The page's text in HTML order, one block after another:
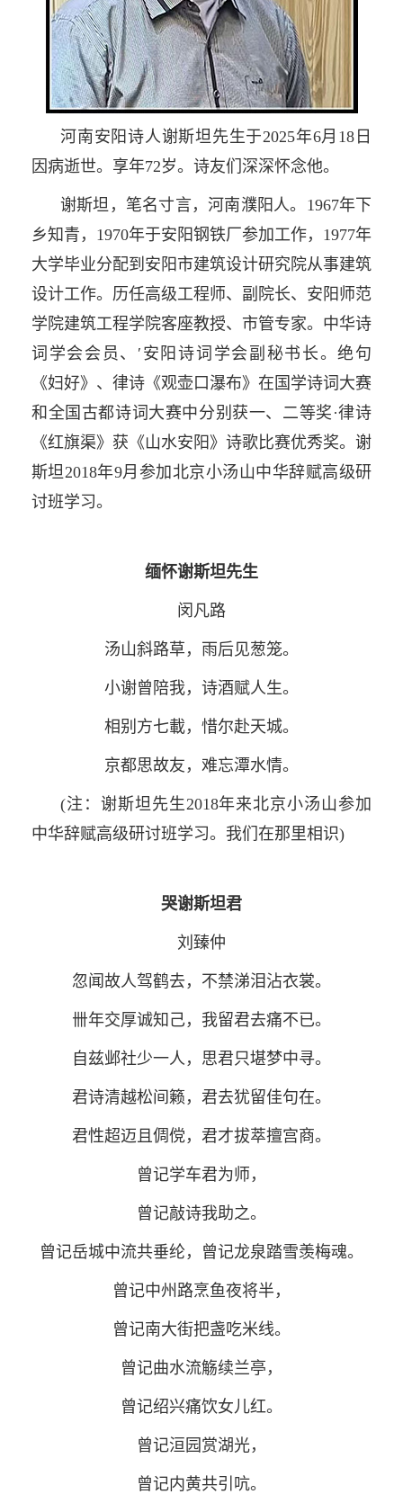
河南安阳诗人谢斯坦先生于2025年6月18日
因病逝世。享年72岁。诗友们深深怀念他。
谢斯坦，笔名寸言，河南濮阳人。1967年下
乡知青，1970年于安阳钢铁厂参加工作，1977年
大学毕业分配到安阳市建筑设计研究院从事建筑
设计工作。历任高级工程师、副院长、安阳师范
学院建筑工程学院客座教授、市管专家。中华诗
词学会会员、′安阳诗词学会副秘书长。绝句
《妇好》、律诗《观壶口瀑布》在国学诗词大赛
和全国古都诗词大赛中分别获一、二等奖·律诗
《红旗渠》获《山水安阳》诗歌比赛优秀奖。谢
斯坦2018年9月参加北京小汤山中华辞赋高级研
讨班学习。
缅怀谢斯坦先生
闵凡路
汤山斜路草，雨后见葱笼。
小谢曾陪我，诗酒赋人生。
相别方七載，惜尔赴天城。
京都思故友，难忘潭水情。
(注：谢斯坦先生2018年来北京小汤山参加
中华辞赋高级研讨班学习。我们在那里相识)
哭谢斯坦君
刘臻仲
忽闻故人驾鹤去，不禁涕泪沾衣裳。
卌年交厚诚知己，我留君去痛不已。
自兹邺社少一人，思君只堪梦中寻。
君诗清越松间籁，君去犹留佳句在。
君性超迈且倜傥，君才拔萃擅宫商。
曾记学车君为师，
曾记敲诗我助之。
曾记岳城中流共垂纶，曾记龙泉踏雪羡梅魂。
曾记中州路烹鱼夜将半，
曾记南大街把盏吃米线。
曾记曲水流觞续兰亭，
曾记绍兴痛饮女儿红。
曾记洹园赏湖光，
曾记内黄共引吭。